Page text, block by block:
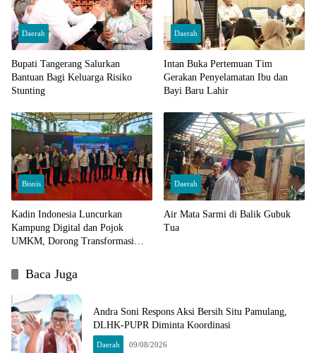
Daerah
Bupati Tangerang Salurkan
Bantuan Bagi Keluarga Risiko
Stunting
Daerah
Intan Buka Pertemuan Tim
Gerakan Penyelamatan Ibu dan
Bayi Baru Lahir
Bisnis
Kadin Indonesia Luncurkan
Kampung Digital dan Pojok
UMKM, Dorong Transformasi
Daerah
Air Mata Sarmi di Balik Gubuk
Tua
Baca Juga
Andra Soni Respons Aksi Bersih Situ Pamulang,
DLHK-PUPR Diminta Koordinasi
Daerah 09/08/2026